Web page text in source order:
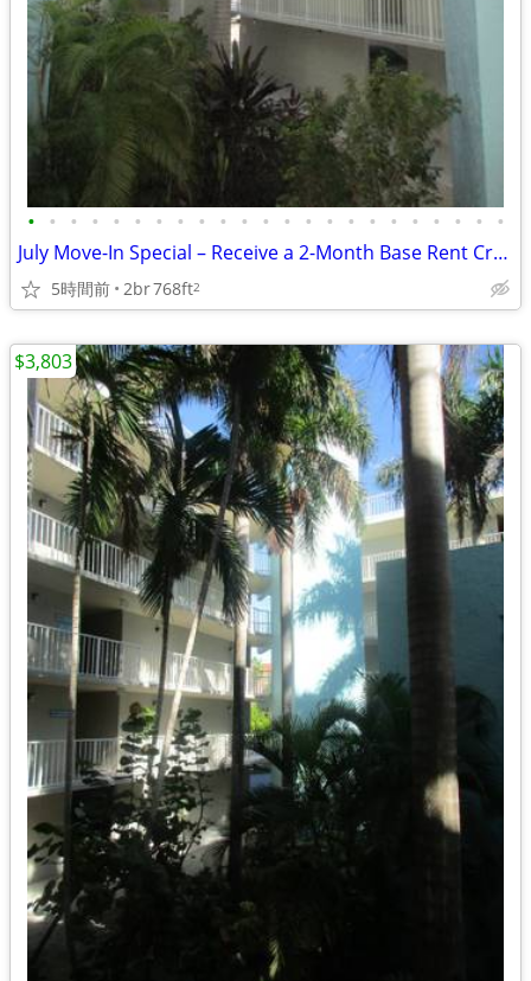
• • • • • • • • • • • • • • • • • • • • • • •
July Move-In Special – Receive a 2-Month Base Rent Credit!
5時間前 2br768ft2
$3,803